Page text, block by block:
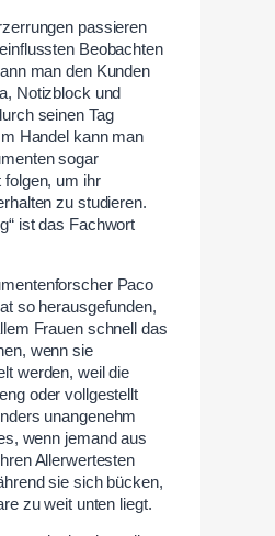
passieren
Beobachten
man den Kunden
Notizblock und
seinen Tag
Handel kann man
sogar
folgen, um ihr
zu studieren.
ist das Fachwort
Paco
so herausgefunden,
Frauen schnell das
wenn sie
werden, weil die
oder vollgestellt
unangenehm
wenn jemand aus
Allerwertesten
sie sich bücken,
zu weit unten liegt.